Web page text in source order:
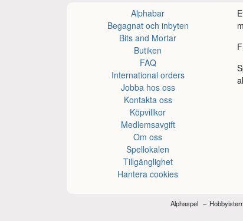
Alphabar
Begagnat och inbyten
Bits and Mortar
Butiken
FAQ
International orders
Jobba hos oss
Kontakta oss
Köpvillkor
Medlemsavgift
Om oss
Spellokalen
Tillgänglighet
Hantera cookies
Alphaspel